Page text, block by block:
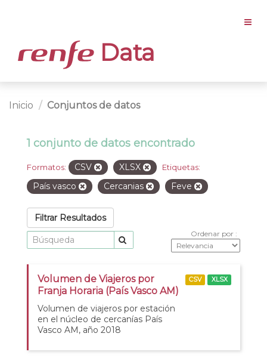
Data
Inicio Conjuntos de datos
1 conjunto de datos encontrado
Formatos: CSV XLSX Etiquetas:
País vasco Cercanias Feve
Filtrar Resultados
Ordenar por
Volumen de Viajeros por
Franja Horaria (País Vasco AM)
Volumen de viajeros por estación
en el núcleo de cercanías País
Vasco AM, año 2018
CSV XLSX